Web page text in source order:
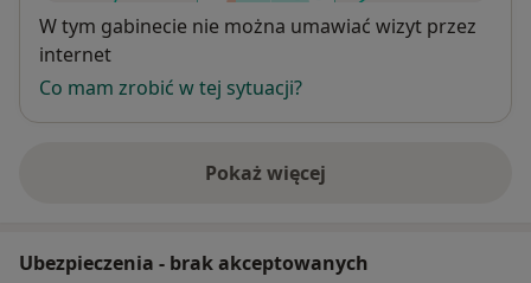
Dostępność
W tym gabinecie nie można umawiać wizyt przez
internet
Co mam zrobić w tej sytuacji?
Pokaż więcej
o adresie
Ubezpieczenia - brak akceptowanych